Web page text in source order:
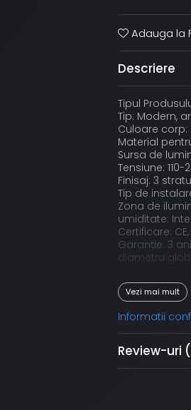
Adauga la
Descriere
Tipul
Tip: Modern,
Culoare
Material
Sursa de
Tensiune:
Finisaj: 3
Tip de
Zona de
umiditate:
Certificare: CE,
Garanție:
diametru
Aplicație:
Birou, living,
Vezi mai mult
Informatii
Review-uri